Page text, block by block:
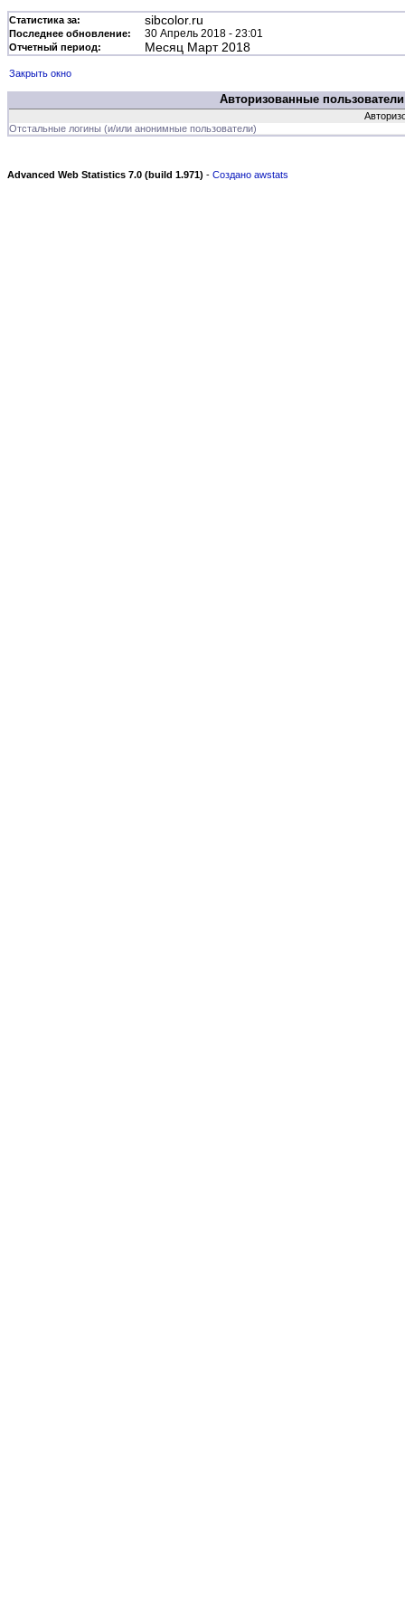
Статистика за: sibcolor.ru
Последнее обновление: 30 Апрель 2018 - 23:01
Отчетный период: Месяц Март 2018
Закрыть окно
Авторизованные пользователи
Отстальные логины (и/или анонимные пользователи)
Advanced Web Statistics 7.0 (build 1.971) - Создано awstats